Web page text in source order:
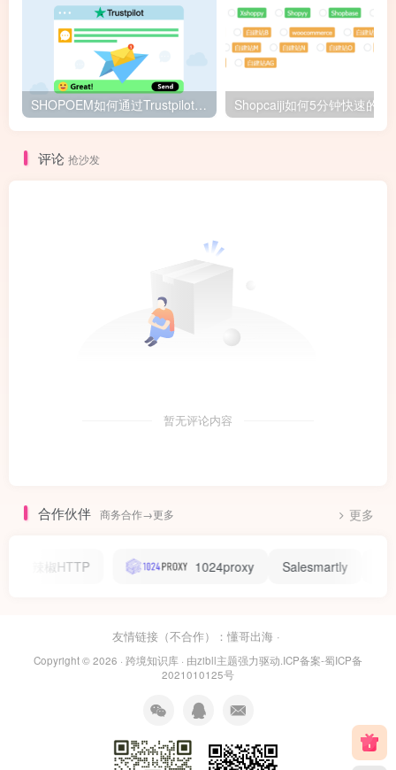
SHOPOEM如何通过Trustpilot 自动索评？
评论 抢沙发
暂无评论内容
合作伙伴 商务合作→更多 更多
辣椒HTTP 1024proxy Salesmartly
友情链接（不合作）： 懂哥出海 ·
Copyright © 2026 · 跨境知识库 · 由zibll主题强力驱动.ICP备案-蜀ICP备
2021010125号